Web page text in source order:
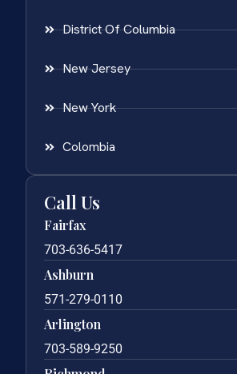
District Of Columbia
New Jersey
New York
Colombia
Call Us
Fairfax
703-636-5417
Ashburn
571-279-0110
Arlington
703-589-9250